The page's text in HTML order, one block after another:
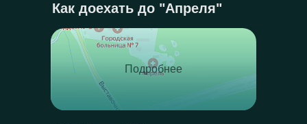
Как доехать до "Апреля"
Подробнее